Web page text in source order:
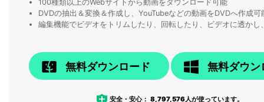
100種類以上のWebサイトから動画をダウンロード可能
DVDの抽出＆変換＆作成し、YouTubeなどの動画をDVDへ作成可
編集機能でビデオをトリムしたり、回転したり、ビデオに透か
無料ダウンロード 無料ダウン
安全・安心：8,797,576人が使っています。